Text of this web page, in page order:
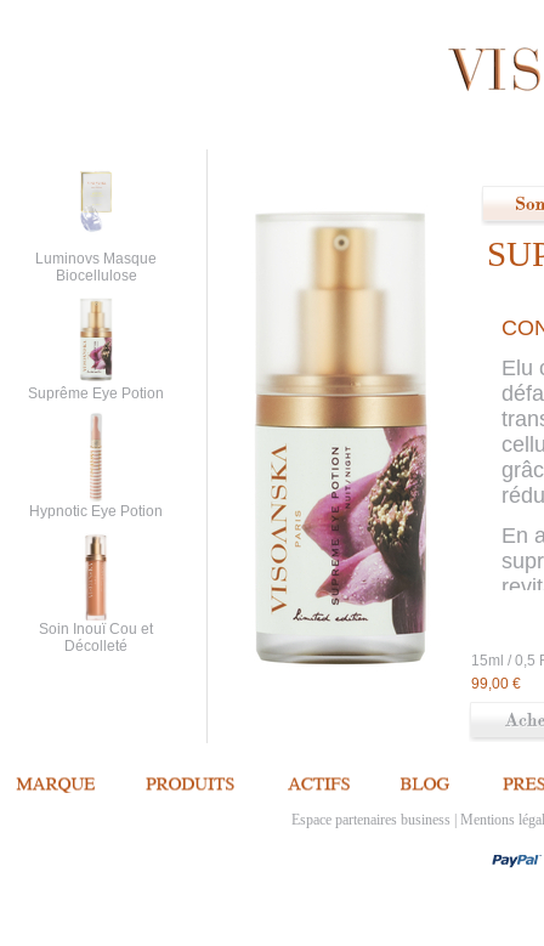
Luminovs Masque
Biocellulose
Suprême Eye Potion
Hypnotic Eye Potion
Soin Inouï Cou et
Décolleté
Elu
En
EN
99,00 €
Espace partenaires business Mentions